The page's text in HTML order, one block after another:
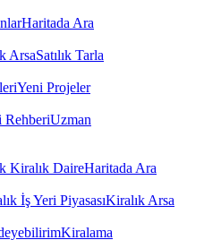
Haritada Ara
ArsaSatılık Tarla
Yeni Projeler
Uzman
Kiralık DaireHaritada Ara
İş Yeri PiyasasıKiralık Arsa
Kiralama